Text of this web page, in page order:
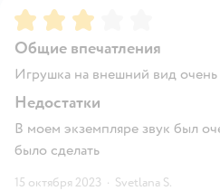
Рейтинг:3
Общие впечатления
Игрушка на внешний вид
Недостатки
В моем экземпляре звук был
было сделать
15 октября 2023 · Svetlana S.